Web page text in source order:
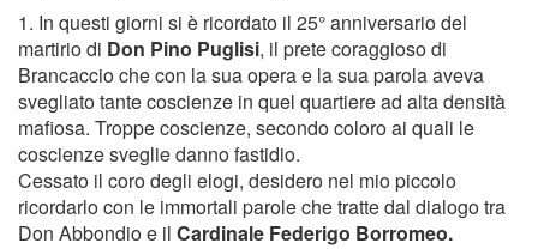
1. In questi giorni si è ricordato il 25° anniversario del
martirio di Don Pino Puglisi, il prete coraggioso di
Brancaccio che con la sua opera e la sua parola aveva
svegliato tante coscienze in quel quartiere ad alta densità
mafiosa. Troppe coscienze, secondo coloro ai quali le
coscienze sveglie danno fastidio.
Cessato il coro degli elogi, desidero nel mio piccolo
ricordarlo con le immortali parole che tratte dal dialogo tra
Don Abbondio e il Cardinale Federigo Borromeo.